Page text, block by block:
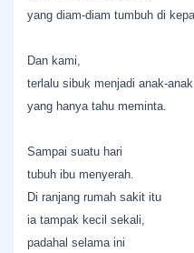
yang diam-diam tumbuh di
Dan kami,
terlalu sibuk menjadi anak-anak
yang hanya tahu meminta.
Sampai suatu hari
tubuh ibu menyerah.
Di ranjang rumah sakit itu
ia tampak kecil sekali,
padahal selama ini